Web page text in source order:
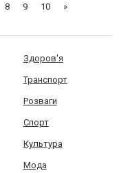
8 9 10 »
Здоров'я
Транспорт
Розваги
Спорт
Культура
Мода